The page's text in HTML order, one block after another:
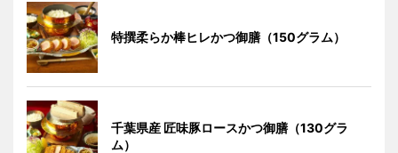
特撰柔らか棒ヒレかつ御膳（150グラム）
千葉県産 匠味豚ロースかつ御膳（130グラ
ム）